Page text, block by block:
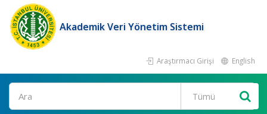
Akademik Veri Yönetim Sistemi
Araştırmacı Girişi English
Ara